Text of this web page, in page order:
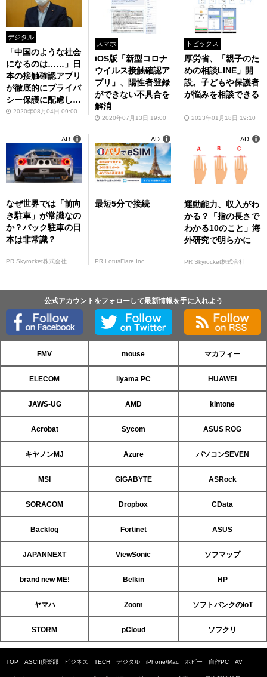
デジタル
「中国のような社会
になるのは……」日
本の接触確認アプリ
が徹底的にプライバ
シー保護に配慮した
背景2020年08月04日 09:00
スマホ
iOS版「新型コロナ
ウイルス接触確認ア
プリ」、陽性者登録
ができない不具合を
解消
2020年07月13日 19:00
トピックス
厚労省、「親子のた
めの相談LINE」開
設。子どもや保護者
が悩みを相談できる
2023年01月18日 19:10
なぜ世界では「前向
き駐車」が常識なの
か？バック駐車の日
本は非常識？
PR Skyrocket株式会社
AD
最短5分で接続
PR LotusFlare Inc
AD
運動能力、収入がわ
かる？「指の長さで
わかる10のこと」海
外研究で明らかに
PR Skyrocket株式会社
AD
公式アカウントをフォローして最新情報を手に入れよう
FMV mouse マカフィー
ELECOM iiyama PC HUAWEI
JAWS-UG AMD kintone
Acrobat Sycom ASUS ROG
キヤノンMJ Azure パソコンSEVEN
MSI GIGABYTE ASRock
SORACOM Dropbox CData
Backlog Fortinet ASUS
JAPANNEXT ViewSonic ソフマップ
brand new ME! Belkin HP
ヤマハ Zoom ソフトバンクのIoT
STORM pCloud ソフクリ
TOP ASCII倶楽部 ビジネス TECH デジタル iPhone/Mac ホビー 自作PC AV